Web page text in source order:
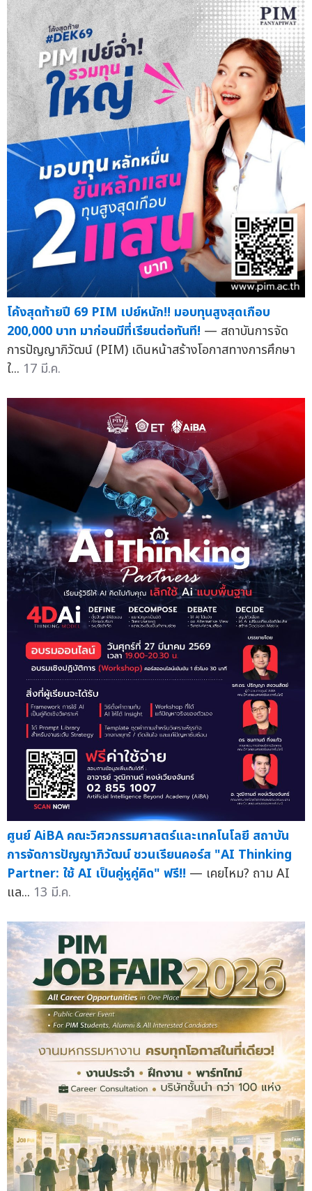
โค้งสุดท้ายปี 69 PIM เปย์หนัก!! มอบทุนสูงสุดเกือบ
200,000 บาท มาก่อนมีที่เรียนต่อทันที! — สถาบันการจัด
การปัญญาภิวัฒน์ (PIM) เดินหน้าสร้างโอกาสทางการศึกษา
ใ... 17 มี.ค.
ศูนย์ AiBA คณะวิศวกรรมศาสตร์และเทคโนโลยี สถาบัน
การจัดการปัญญาภิวัฒน์ ชวนเรียนคอร์ส "AI Thinking
Partner: ใช้ AI เป็นคู่หูคู่คิด" ฟรี!! — เคยไหม? ถาม AI
แล... 13 มี.ค.